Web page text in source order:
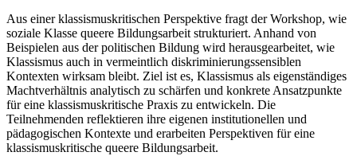
Aus einer klassismuskritischen Perspektive fragt der Workshop, wie
soziale Klasse queere Bildungsarbeit strukturiert. Anhand von
Beispielen aus der politischen Bildung wird herausgearbeitet, wie
Klassismus auch in vermeintlich diskriminierungssensiblen
Kontexten wirksam bleibt. Ziel ist es, Klassismus als eigenständiges
Machtverhältnis analytisch zu schärfen und konkrete Ansatzpunkte
für eine klassismuskritische Praxis zu entwickeln. Die
Teilnehmenden reflektieren ihre eigenen institutionellen und
pädagogischen Kontexte und erarbeiten Perspektiven für eine
klassismuskritische queere Bildungsarbeit.